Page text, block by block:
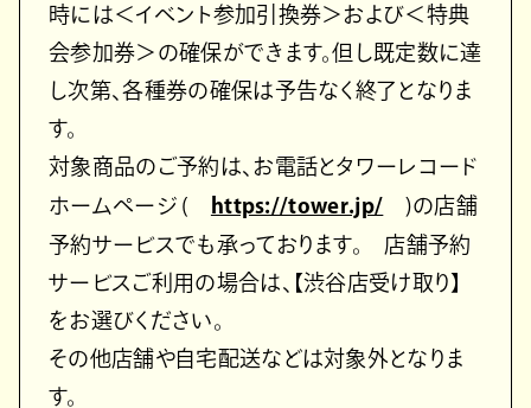
時には＜イベント参加引換券＞および＜特典
会参加券＞の確保ができます。但し既定数に達
し次第、各種券の確保は予告なく終了となりま
す。
対象商品のご予約は、お電話とタワーレコード
ホームページ (
https://tower.jp/ )の店舗
予約サービスでも承っております。 店舗予約
サービスご利用の場合は、【渋谷店受け取り】
をお選びください。
その他店舗や自宅配送などは対象外となりま
す。